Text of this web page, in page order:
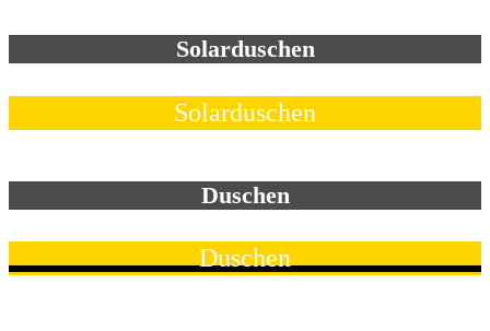
Solarduschen
Solarduschen
Duschen
Duschen